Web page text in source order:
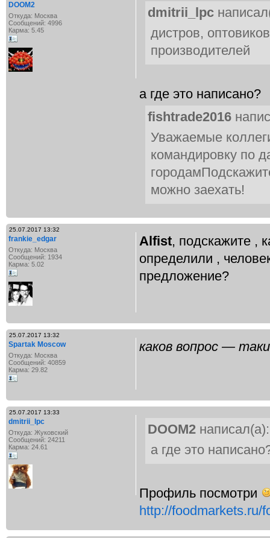
DOOM2
Откуда: Москва
Сообщений: 4996
Карма: 5.45
dmitrii_lpc
дистров,
производителей
а где это написано?
fishtrade2016
Уважаемые
командировку по
можно заехать!
25.07.2017 13:32
frankie_edgar
Откуда: Москва
Сообщений: 1934
Карма: 5.02
Alfist, подскажите ,
определили ,
предложение?
25.07.2017 13:32
Spartak Moscow
Откуда: Москва
Сообщений: 40859
Карма: 29.82
каков вопрос —
25.07.2017 13:33
dmitrii_lpc
Откуда: Жуковский
Сообщений: 24211
Карма: 24.61
DOOM2 написал(а):
а где это
Профиль посмотри
http://foodmarkets.ru/